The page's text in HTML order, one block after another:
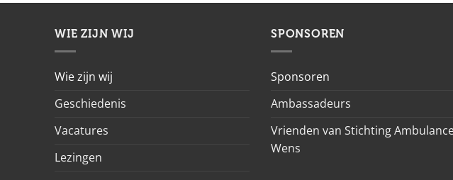
WIE ZIJN WIJ
Wie zijn wij
Geschiedenis
Vacatures
Lezingen
SPONSOREN
Sponsoren
Ambassadeurs
Vrienden van Stichting
Wens